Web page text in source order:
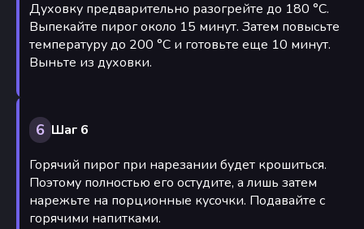
Духовку предварительно разогрейте до 180 °С.
Выпекайте пирог около 15 минут. Затем повысьте
температуру до 200 °С и готовьте еще 10 минут.
Выньте из духовки.
6 Шаг 6
Горячий пирог при нарезании будет крошиться.
Поэтому полностью его остудите, а лишь затем
нарежьте на порционные кусочки. Подавайте с
горячими напитками.